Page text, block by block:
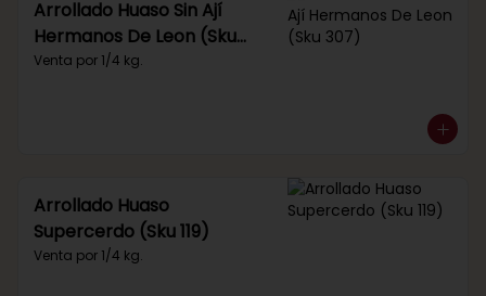
Arrollado Huaso Sin Ají
Hermanos De Leon (Sku
307)
Venta por 1/4 kg.
Arrollado Huaso
Supercerdo (Sku 119)
Venta por 1/4 kg.